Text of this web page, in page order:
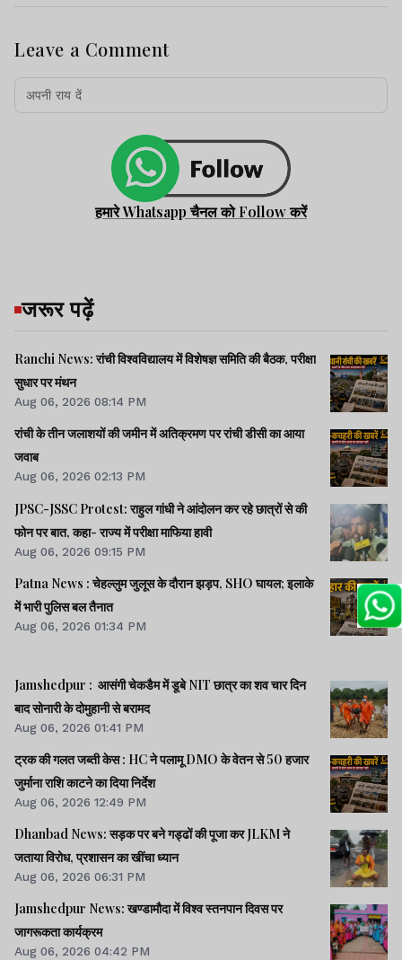
Leave a Comment
हमारे Whatsapp चैनल को Follow करें
जरूर पढ़ें
Ranchi News: रांची विश्वविद्यालय में विशेषज्ञ समिति की बैठक, परीक्षा
सुधार पर मंथन
Aug 06, 2026 08:14 PM
रांची के तीन जलाशयों की जमीन में अतिक्रमण पर रांची डीसी का आया
जवाब
Aug 06, 2026 02:13 PM
JPSC-JSSC Protest: राहुल गांधी ने आंदोलन कर रहे छात्रों से की
फोन पर बात, कहा- राज्य में परीक्षा माफिया हावी
Aug 06, 2026 09:15 PM
Patna News : चेहल्लुम जुलूस के दौरान झड़प, SHO घायल; इलाके
में भारी पुलिस बल तैनात
Aug 06, 2026 01:34 PM
Jamshedpur : आसंगी चेकडैम में डूबे NIT छात्र का शव चार दिन
बाद सोनारी के दोमुहानी से बरामद
Aug 06, 2026 01:41 PM
ट्रक की गलत जब्ती केस : HC ने पलामू DMO के वेतन से 50 हजार
जुर्माना राशि काटने का दिया निर्देश
Aug 06, 2026 12:49 PM
Dhanbad News: सड़क पर बने गड्ढों की पूजा कर JLKM ने
जताया विरोध, प्रशासन का खींचा ध्यान
Aug 06, 2026 06:31 PM
Jamshedpur News: खण्डामौदा में विश्व स्तनपान दिवस पर
जागरूकता कार्यक्रम
Aug 06, 2026 04:42 PM